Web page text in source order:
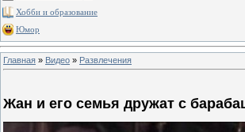
Хобби и образование
Юмор
Главная » Видео » Развлечения
Жан и его семья дружат с